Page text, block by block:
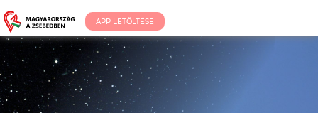
APP LETÖLTÉSE